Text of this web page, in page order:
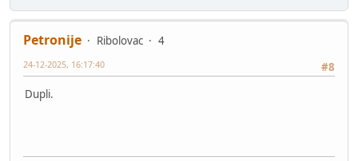
Petronije Ribolovac
4
#8
24-12-2025, 16:17:40
Dupli.